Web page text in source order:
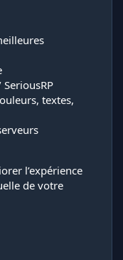
textes,
l’expérience
de votre